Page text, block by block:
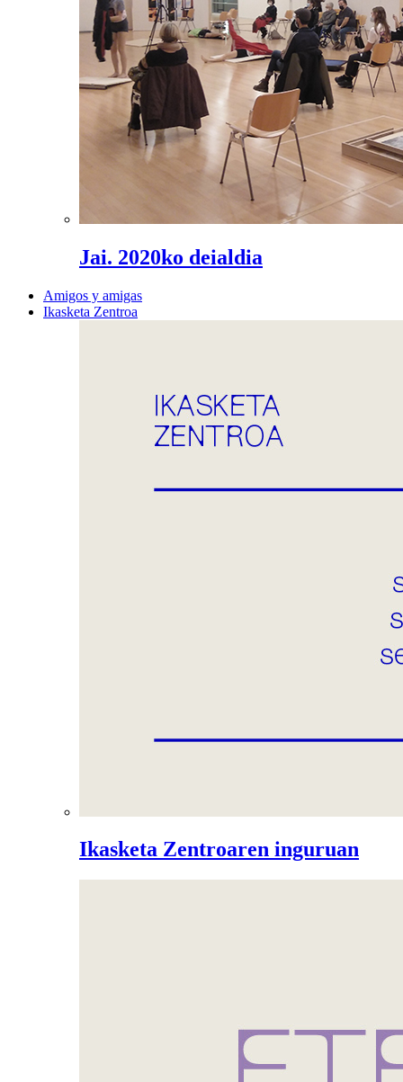
Jai. 2020ko deialdia
Amigos y amigas
Ikasketa Zentroa
Ikasketa Zentroaren inguruan